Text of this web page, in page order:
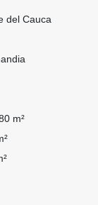
del Cauca
m²